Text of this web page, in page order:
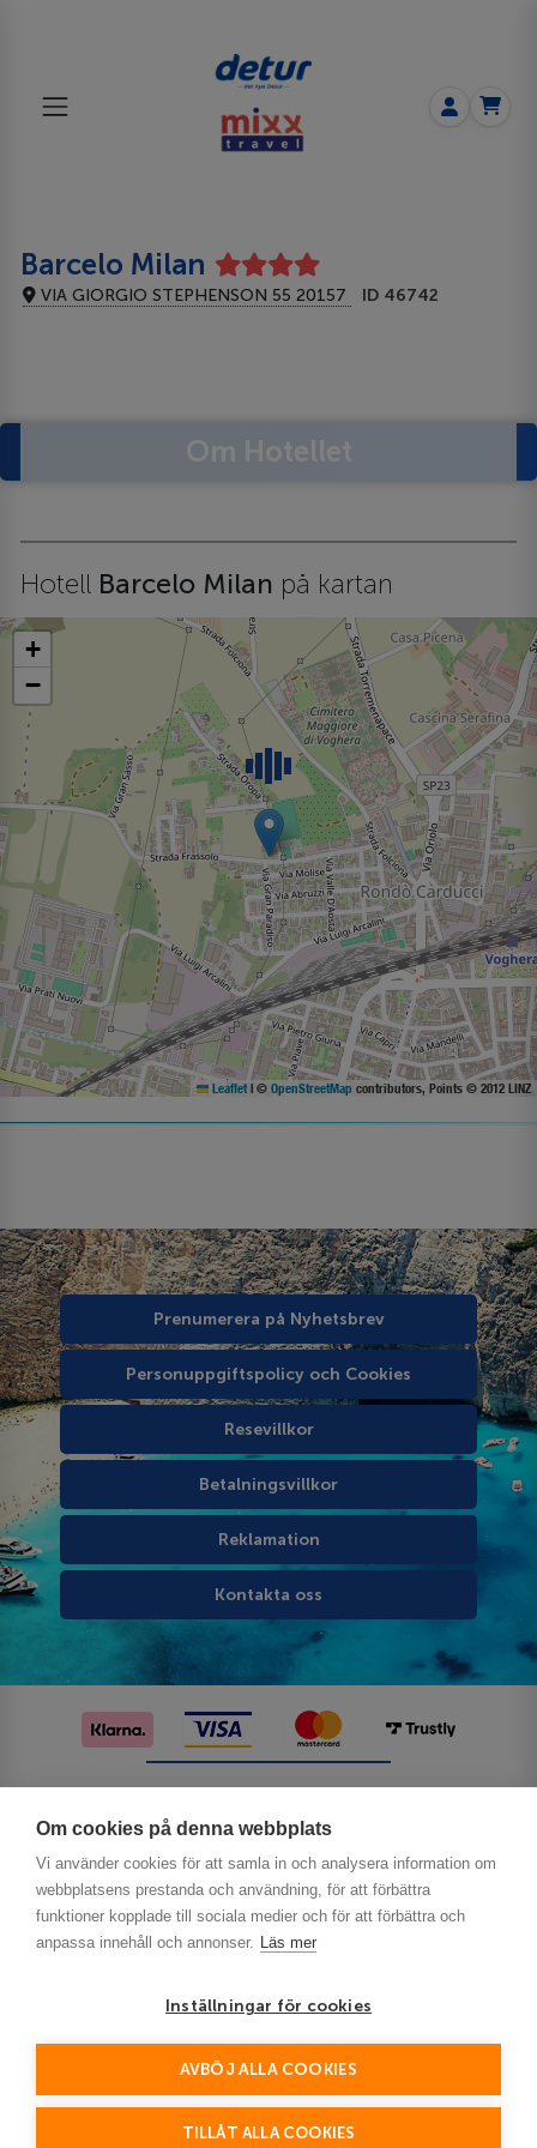
Om cookies på denna webbplats
Vi använder cookies för att samla in och analysera information om
webbplatsens prestanda och användning, för att förbättra
funktioner kopplade till sociala medier och för att förbättra och
anpassa innehåll och annonser. Läs mer
Inställningar för cookies
AVBÖJ ALLA COOKIES
TILLÅT ALLA COOKIES
Barcelo Milan
VIA GIORGIO STEPHENSON 55 20157 ID 46742
Hotell Barcelo Milan på kartan
+
−
Leaflet | © OpenStreetMap contributors, Points © 2012 LINZ
Prenumerera på Nyhetsbrev
Personuppgiftspolicy och Cookies
Resevillkor
Betalningsvillkor
Reklamation
Kontakta oss
This site is protected by reCAPTCHA and the Google
Policy and Terms of Service apply.